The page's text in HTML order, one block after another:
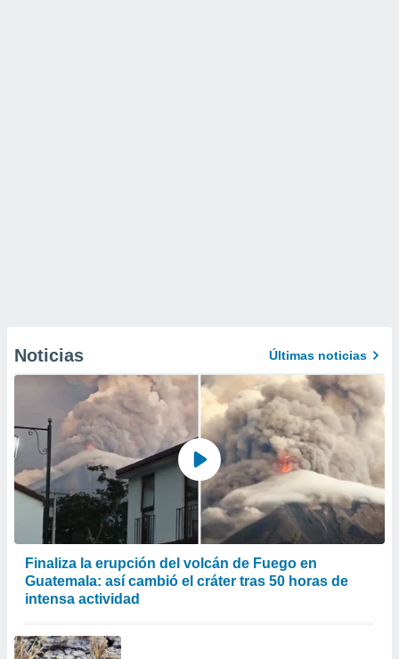
Noticias Últimas noticias
Finaliza la erupción del volcán de Fuego en
Guatemala: así cambió el cráter tras 50 horas de
intensa actividad